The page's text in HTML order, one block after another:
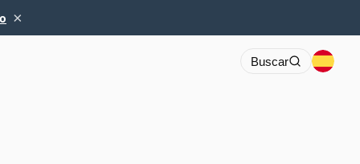
×
Buscar